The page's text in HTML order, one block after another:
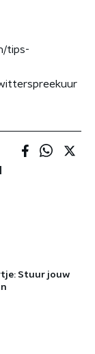
tips-
Stuur jouw